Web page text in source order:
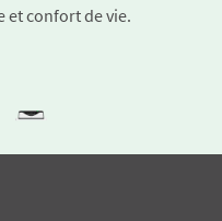
confort de vie.